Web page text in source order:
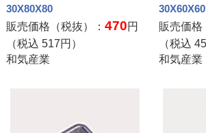
30X80X80
販売価格（税抜）： 470円
（税込 517円）
和気産業
30X60X60
販売価格
（税込
和気産業